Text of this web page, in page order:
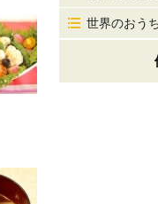
世界のおう